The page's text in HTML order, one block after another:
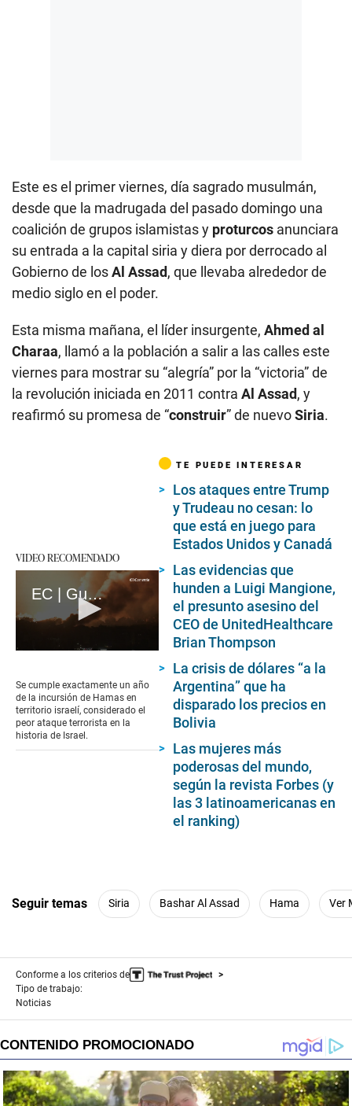
Este es el primer viernes, día sagrado musulmán,
desde que la madrugada del pasado domingo una
coalición de grupos islamistas y proturcos anunciara
su entrada a la capital siria y diera por derrocado al
Gobierno de losAl Assad, que llevaba alrededor de
medio siglo en el poder.
Esta misma mañana, el líder insurgente, Ahmed al
Charaa, llamó a la población a salir a las calles este
viernes para mostrar su “alegría” por la “victoria” de
la revolución iniciada en 2011 contra Al Assad, y
reafirmó su promesa de “construir” de nuevoSiria.
VIDEO RECOMENDADO
EC | Guerra en Gaza: A un año del ataque mortal de Hamás en Israel (loop)
of
17
seconds
Se cumple exactamente un año
de la incursión de Hamas en
territorio israelí, considerado el
peor ataque terrorista en la
historia de Israel.
TE PUEDE INTERESAR
Los ataques entre Trump
y Trudeau no cesan: lo
que está en juego para
Estados Unidos y Canadá
Las evidencias que
hunden a Luigi Mangione,
el presunto asesino del
CEO de UnitedHealthcare
Brian Thompson
La crisis de dólares “a la
Argentina” que ha
disparado los precios en
Bolivia
Las mujeres más
poderosas del mundo,
según la revista Forbes (y
las 3 latinoamericanas en
el ranking)
Seguir temas Siria Bashar Al Assad Hama Ver
Conforme a los criterios de
Tipo de trabajo:
Noticias